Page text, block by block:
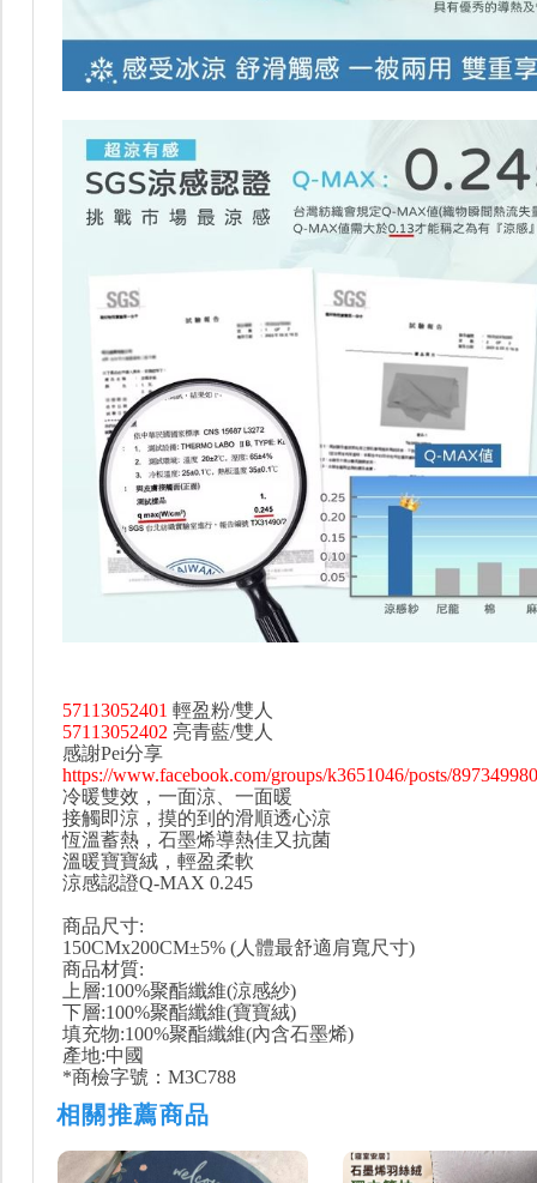
57113052401 輕盈粉/雙人
57113052402 亮青藍/雙人
感謝Pei分享
https://www.facebook.com/groups/k3651046/posts/
冷暖雙效，一面涼、一面暖
接觸即涼，摸的到的滑順透心涼
恆溫蓄熱，石墨烯導熱佳又抗菌
溫暖寶寶絨，輕盈柔軟
涼感認證Q-MAX 0.245
商品尺寸:
150CMx200CM±5% (人體最舒適肩寬尺寸)
商品材質:
上層:100%聚酯纖維(涼感紗)
下層:100%聚酯纖維(寶寶絨)
填充物:100%聚酯纖維(內含石墨烯)
產地:中國
*商檢字號：M3C788
相關推薦商品